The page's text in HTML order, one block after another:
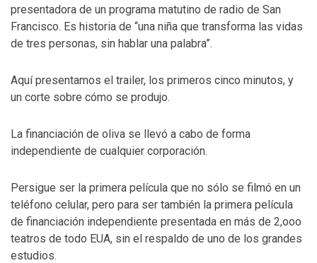
presentadora de un programa matutino de radio de San
Francisco. Es historia de “una niña que transforma las vidas
de tres personas, sin hablar una palabra”.
Aquí presentamos el trailer, los primeros cinco minutos, y
un corte sobre cómo se produjo.
La financiación de oliva se llevó a cabo de forma
independiente de cualquier corporación.
Persigue ser la primera película que no sólo se filmó en un
teléfono celular, pero para ser también la primera película
de financiación independiente presentada en más de 2,ooo
teatros de todo EUA, sin el respaldo de uno de los grandes
estudios.